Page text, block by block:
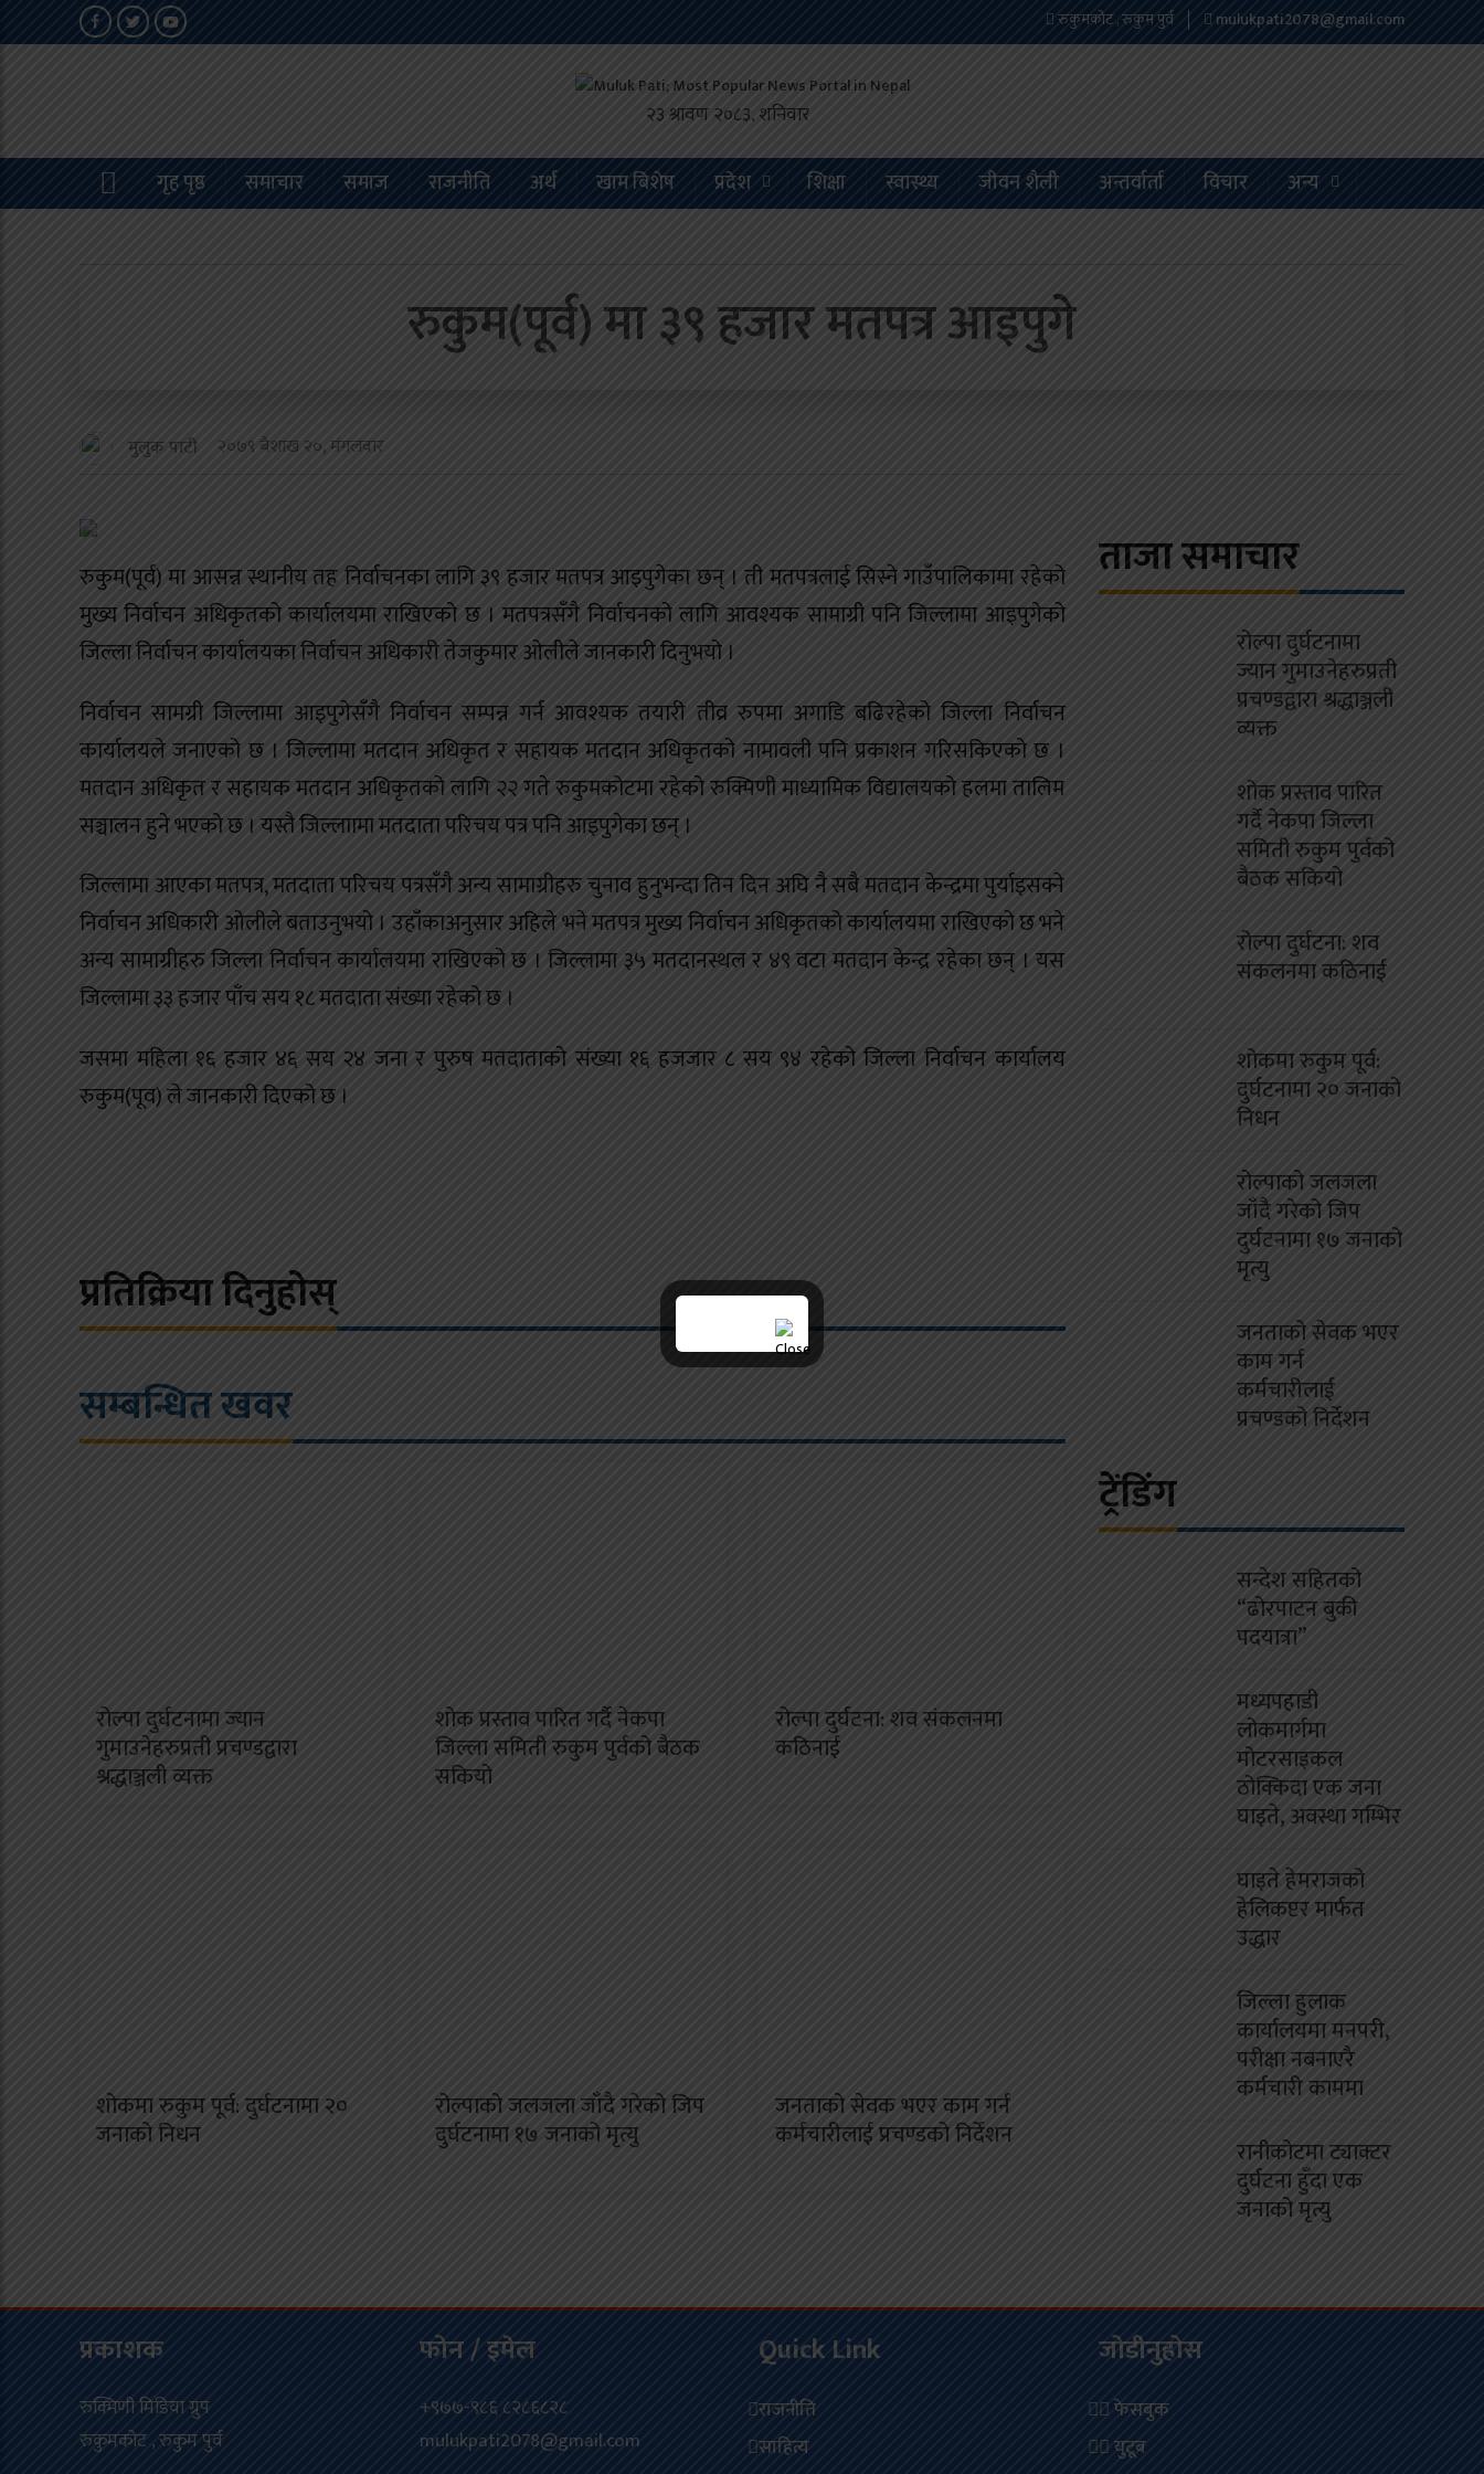
रुकुमकोट , रुकुम पुर्व mulukpati2078@gmail.com
गृह पृष्ठ समाचार समाज राजनीति अर्थ खाम बिशेष प्रदेश शिक्षा स्वास्थ्य जीवन शैली अन्तर्वार्ता विचार अन्य
रुकुम(पूर्व) मा ३९ हजार मतपत्र आइपुगे
मुलुक पाटी २०७९ बैशाख २०, मंगलवार
रुकुम(पूर्व) मा आसन्न स्थानीय तह निर्वाचनका लागि ३९ हजार मतपत्र आइपुगेका छन् । ती मतपत्रलाई सिस्ने गाउँपालिकामा रहेको
मुख्य निर्वाचन अधिकृतको कार्यालयमा राखिएको छ । मतपत्रसँगै निर्वाचनको लागि आवश्यक सामाग्री पनि जिल्लामा आइपुगेको
जिल्ला निर्वाचन कार्यालयका निर्वाचन अधिकारी तेजकुमार ओलीले जानकारी दिनुभयो ।
निर्वाचन सामग्री जिल्लामा आइपुगेसँगै निर्वाचन सम्पन्न गर्न आवश्यक तयारी तीव्र रुपमा अगाडि बढिरहेको जिल्ला निर्वाचन
कार्यालयले जनाएको छ । जिल्लामा मतदान अधिकृत र सहायक मतदान अधिकृतको नामावली पनि प्रकाशन गरिसकिएको छ ।
मतदान अधिकृत र सहायक मतदान अधिकृतको लागि २२ गते रुकुमकोटमा रहेको रुक्मिणी माध्यामिक विद्यालयको हलमा तालिम
सञ्चालन हुने भएको छ । यस्तै जिल्लाामा मतदाता परिचय पत्र पनि आइपुगेका छन् ।
जिल्लामा आएका मतपत्र, मतदाता परिचय पत्रसँगै अन्य सामाग्रीहरु चुनाव हुनुभन्दा तिन दिन अघि नै सबै मतदान केन्द्रमा पुर्याइसक्ने
निर्वाचन अधिकारी ओलीले बताउनुभयो । उहाँकाअनुसार अहिले भने मतपत्र मुख्य निर्वाचन अधिकृतको कार्यालयमा राखिएको छ भने
अन्य सामाग्रीहरु जिल्ला निर्वाचन कार्यालयमा राखिएको छ । जिल्लामा ३५ मतदानस्थल र ४९ वटा मतदान केन्द्र रहेका छन् । यस
जिल्लामा ३३ हजार पाँच सय १८ मतदाता संख्या रहेको छ ।
जसमा महिला १६ हजार ४६ सय २४ जना र पुरुष मतदाताको संख्या १६ हजजार ८ सय ९४ रहेको जिल्ला निर्वाचन कार्यालय
रुकुम(पूव) ले जानकारी दिएको छ ।
प्रतिक्रिया दिनुहोस्
सम्बन्धित खवर
रोल्पा दुर्घटनामा ज्यान
गुमाउनेहरुप्रती प्रचण्डद्वारा
श्रद्धाञ्जली व्यक्त
शोक प्रस्ताव पारित गर्दै नेकपा
जिल्ला समिती रुकुम पुर्वको बैठक
सकियो
रोल्पा दुर्घटना: शव संकलनमा
कठिनाई
शोकमा रुकुम पूर्व: दुर्घटनामा २०
जनाको निधन
रोल्पाको जलजला जाँदै गरेको जिप
दुर्घटनामा १७ जनाको मृत्यु
जनताको सेवक भएर काम गर्न
कर्मचारीलाई प्रचण्डको निर्देशन
ताजा समाचार
रोल्पा दुर्घटनामा
ज्यान गुमाउनेहरुप्रती
प्रचण्डद्वारा श्रद्धाञ्जली
व्यक्त
शोक प्रस्ताव पारित
गर्दै नेकपा जिल्ला
समिती रुकुम पुर्वको
बैठक सकियो
रोल्पा दुर्घटना: शव
संकलनमा कठिनाई
शोकमा रुकुम पूर्व:
दुर्घटनामा २० जनाको
निधन
रोल्पाको जलजला
जाँदै गरेको जिप
दुर्घटनामा १७ जनाको
मृत्यु
जनताको सेवक भएर
काम गर्न
कर्मचारीलाई
प्रचण्डको निर्देशन
ट्रेंडिंग
सन्देश सहितको
“ढोरपाटन बुकी
पदयात्रा”
मध्यपहाडी
लोकमार्गमा
मोटरसाइकल
ठोक्किदा एक जना
घाइते, अवस्था गम्भिर
घाइते हेमराजको
हेलिकप्टर मार्फत
उद्धार
जिल्ला हुलाक
कार्यालयमा मनपरी,
परीक्षा नबनाएरै
कर्मचारी काममा
रानीकोटमा ट्याक्टर
दुर्घटना हुँदा एक
जनाको मृत्यु
प्रकाशक
रुक्मिणी मिडिया ग्रुप
रुकुमकोट , रुकुम पुर्व
फोन / इमेल
+९७७-९८६ ८२८६८२८
mulukpati2078@gmail.com
Quick Link
राजनीति
साहित्य
जोडीनुहोस
फेसबुक
युटूब